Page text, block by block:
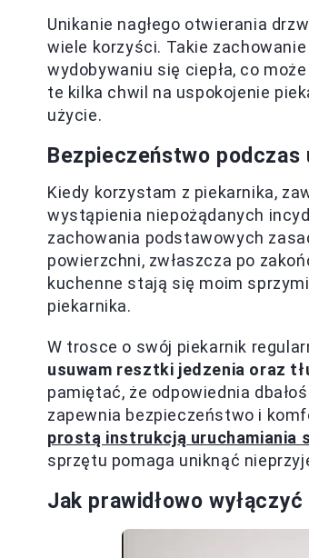
Unikanie nagłego otwierania
wiele korzyści. Takie
wydobywaniu się ciepła, co
te kilka chwil na uspokojenie
użycie.
Bezpieczeństwo
Kiedy korzystam z piekarnika,
wystąpienia niepożądanych
zachowania podstawowych
powierzchni, zwłaszcza po
kuchenne stają się moim
piekarnika.
W trosce o swój piekarnik
usuwam resztki jedzenia oraz
pamiętać, że odpowiednia
zapewnia bezpieczeństwo i
prostą instrukcją uruchamiania
sprzętu pomaga uniknąć
Jak prawidłowo